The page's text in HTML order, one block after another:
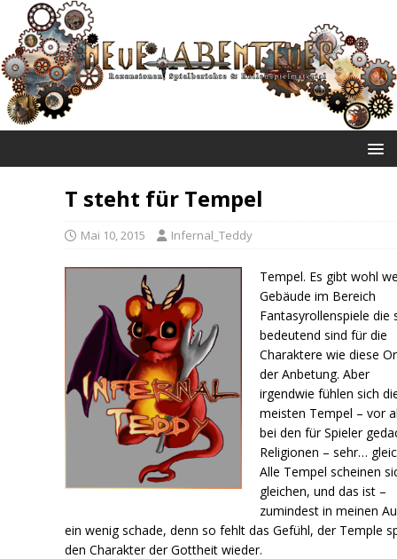
T steht für Tempel
Mai 10, 2015 Infernal_Teddy
Tempel. Es gibt wohl
Gebäude im Bereich
Fantasyrollenspiele die
bedeutend sind für die
Charaktere wie diese
der Anbetung. Aber
irgendwie fühlen sich
meisten Tempel – vor
bei den für Spieler
Religionen – sehr…
Alle Tempel scheinen
gleichen, und das ist –
zumindest in meinen
ein wenig schade, denn so fehlt das Gefühl, der Temple
den Charakter der Gottheit wieder.